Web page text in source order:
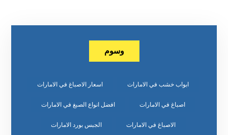
وسوم
ابواب خشب في الامارات اسعار الاصباغ في الامارات
اصباغ في الامارات افضل انواع الصبغ في الامارات
الاصباغ في الامارات الجبس بورد الامارات